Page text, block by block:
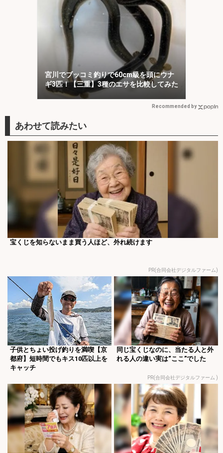
宮川でブッコミ釣りで60cm級を頭にウナ
ギ3匹！【三重】3種のエサを比較してみた
Recommended by
宝くじを知らないまま買う人ほど、外れ続けます
PR(合同会社デジタルファーム)
子供とちょい投げ釣りを満喫【京
都府】短時間でもキス10匹以上を
キャッチ
同じ宝くじなのに、当たる人と外
れる人の違い実は“ここ”でした
PR(合同会社デジタルファーム )